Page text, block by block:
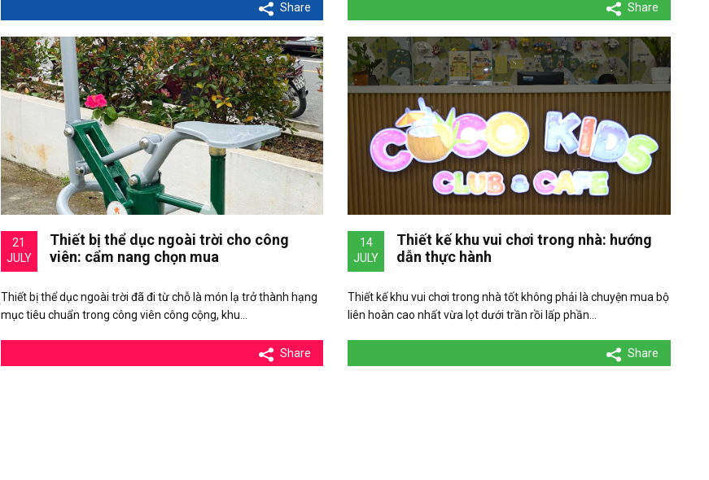
Share Share
21
JULY
Thiết bị thể dục ngoài trời cho công
viên: cẩm nang chọn mua
Thiết bị thể dục ngoài trời đã đi từ chỗ là món lạ trở thành hạng
mục tiêu chuẩn trong công viên công cộng, khu…
Share
14
JULY
Thiết kế khu vui chơi trong nhà: hướng
dẫn thực hành
Thiết kế khu vui chơi trong nhà tốt không phải là chuyện mua bộ
liên hoàn cao nhất vừa lọt dưới trần rồi lấp phần…
Share